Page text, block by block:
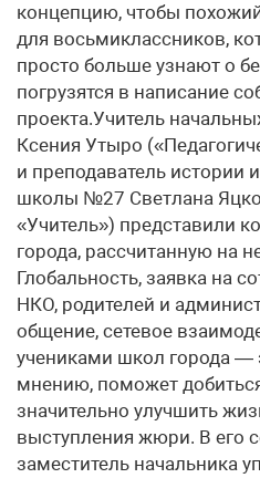
концепцию, чтобы
для восьмиклассников,
просто больше узнают о
погрузятся в написание
проекта.Учитель
Ксения Утыро
и преподаватель истории
школы №27 Светлана
«Учитель») представили
города, рассчитанную на
Глобальность, заявка на
НКО, родителей и
общение, сетевое
учениками школ города —
мнению, поможет
значительно улучшить
выступления жюри. В его
заместитель начальника